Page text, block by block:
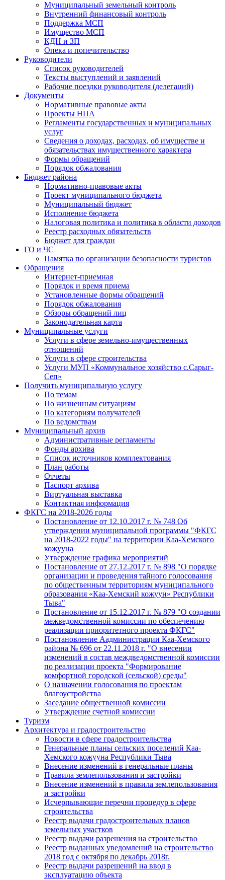
Муниципальный земельный контроль
Внутренний финансовый контроль
Поддержка МСП
Имущество МСП
КДН и ЗП
Опека и попечительство
Руководители
Список руководителей
Тексты выступлений и заявлений
Рабочие поездки руководителя (делегаций)
Документы
Нормативные правовые акты
Проекты НПА
Регламенты государственных и муниципальных
услуг
Сведения о доходах, расходах, об имуществе и
обязательствах имущественного характера
Формы обращений
Порядок обжалования
Бюджет района
Нормативно-правовые акты
Проект муниципального бюджета
Муниципальный бюджет
Исполнение бюджета
Налоговая политика и политика в области доходов
Реестр расходных обязательств
Бюджет для граждан
ГО и ЧС
Памятка по организации безопасности туристов
Обращения
Интернет-приемная
Порядок и время приема
Установленные формы обращений
Порядок обжалования
Обзоры обращений лиц
Законодательная карта
Муниципальные услуги
Услуги в сфере земельно-имущественных
отношений
Услуги в сфере строительства
Услуги МУП «Коммунальное хозяйство с.Сарыг-
Сеп»
Получить муниципальную услугу
По темам
По жизненным ситуациям
По категориям получателей
По ведомствам
Муниципальный архив
Административные регламенты
Фонды архива
Список источников комплектования
План работы
Отчеты
Паспорт архива
Виртуальная выставка
Контактная информация
ФКГС на 2018-2026 годы
Постановление от 12.10.2017 г. № 748 Об
утверждении муниципальной программы "ФКГС
на 2018-2022 годы" на территории Каа-Хемского
кожууна
Утверждение графика мероприятий
Постановление от 27.12.2017 г. № 898 "О порядке
организации и проведения тайного голосования
по общественным территориям муниципального
образования «Каа-Хемский кожуун» Республики
Тыва"
Прстановление от 15.12.2017 г. № 879 "О создании
межведомственной комиссии по обеспечению
реализации приоритетного проекта ФКГС"
Постановление Аадминистрации Каа-Хемского
района № 696 от 22.11.2018 г. "О внесении
изменений в состав междведомственной комиссии
по реализации проекта "Формирование
комфортной городской (сельской) среды"
О назначении голосования по проектам
благоустройства
Заседание общественной комиссии
Утверждение счетной комиссии
Туризм
Архитектура и градостроительство
Новости в сфере градостроительства
Генеральные планы сельских поселений Каа-
Хемского кожууна Республики Тыва
Внесение изменений в генеральные планы
Правила землепользования и застройки
Внесение изменений в правила землепользования
и застройки
Исчерпывающие перечни процедур в сфере
строительства
Реестр выдачи градостроительных планов
земельных участков
Реестр выдачи разрешения на строительство
Реестр выданных уведомлений на строительство
2018 год с октября по декабрь 2018г.
Реестр выдачи разрешений на ввод в
эксплуатацию объекта